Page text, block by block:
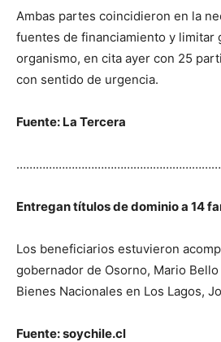
Ambas partes coincidieron en la
fuentes de financiamiento y limitar
organismo, en cita ayer con 25
con sentido de urgencia.
Fuente: La Tercera
Entregan títulos de dominio a 14
Los beneficiarios estuvieron
gobernador de Osorno, Mario
Bienes Nacionales en Los Lagos,
Fuente: soychile.cl